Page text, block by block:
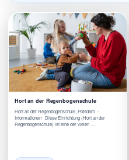
Hort an der Regenbogenschule
Hort an der Regenbogenschule, Potsdam -
Informationen Diese Einrichtung (Hort an der
Regenbogenschule) ist eine der vielen …